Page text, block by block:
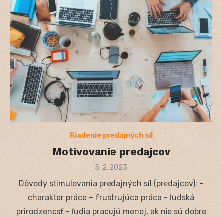
Riadenie predajných síl
Motivovanie predajcov
Posted
5. 2. 2023
Dôvody stimulovania predajných síl (predajcov): –
charakter práce – frustrujúca práca – ľudská
prirodzenosť – ľudia pracujú menej, ak nie sú dobre